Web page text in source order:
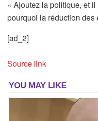
« Ajoutez la politique, et
pourquoi la réduction
[ad_2]
Source link